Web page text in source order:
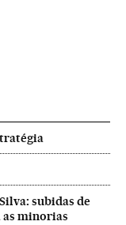
subidas de
as minorias